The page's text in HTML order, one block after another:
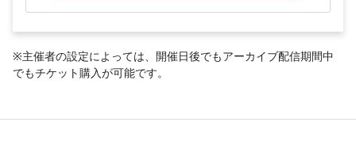
※主催者の設定によっては、開催日後でもアーカイブ配信期間中
でもチケット購入が可能です。